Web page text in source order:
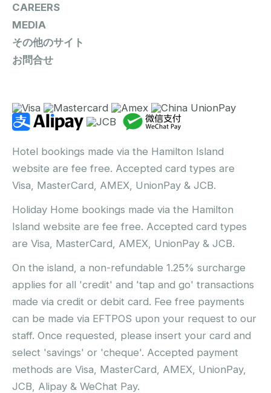
CAREERS
MEDIA
その他のサイト
お問合せ
Hotel bookings made via the Hamilton Island
website are fee free. Accepted card types are
Visa, MasterCard, AMEX, UnionPay & JCB.
Holiday Home bookings made via the Hamilton
Island website are fee free. Accepted card types
are Visa, MasterCard, AMEX, UnionPay & JCB.
On the island, a non-refundable 1.25% surcharge
applies for all 'credit' and 'tap and go' transactions
made via credit or debit card. Fee free payments
can be made via EFTPOS upon your request to our
staff. Once requested, please insert your card and
select 'savings' or 'cheque'. Accepted payment
methods are Visa, MasterCard, AMEX, UnionPay,
JCB, Alipay & WeChat Pay.